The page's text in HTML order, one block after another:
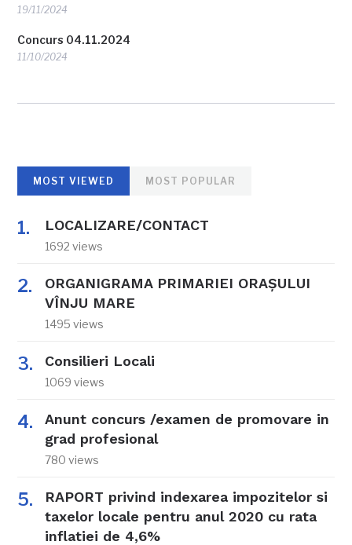
19/11/2024
Concurs 04.11.2024
11/10/2024
MOST VIEWED MOST POPULAR
LOCALIZARE/CONTACT
1692 views
ORGANIGRAMA PRIMARIEI ORAŞULUI
VÎNJU MARE
1495 views
Consilieri Locali
1069 views
Anunt concurs /examen de promovare in
grad profesional
780 views
RAPORT privind indexarea impozitelor si
taxelor locale pentru anul 2020 cu rata
inflatiei de 4,6%